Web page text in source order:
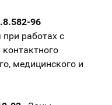
96
при работах с
медицинского и